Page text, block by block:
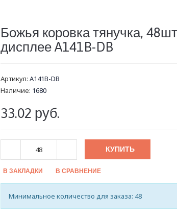
Божья коровка тянучка,
дисплее A141B-DB
Артикул:A141B-DB
Наличие: 1680
33.02 руб.
КУПИТЬ
В ЗАКЛАДКИ В СРАВНЕНИЕ
Минимальное количество для заказа: 48